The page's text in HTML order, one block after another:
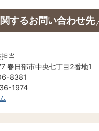
するお問い合わせ先
当
春日部市中央七丁目2番地1
8381
1974